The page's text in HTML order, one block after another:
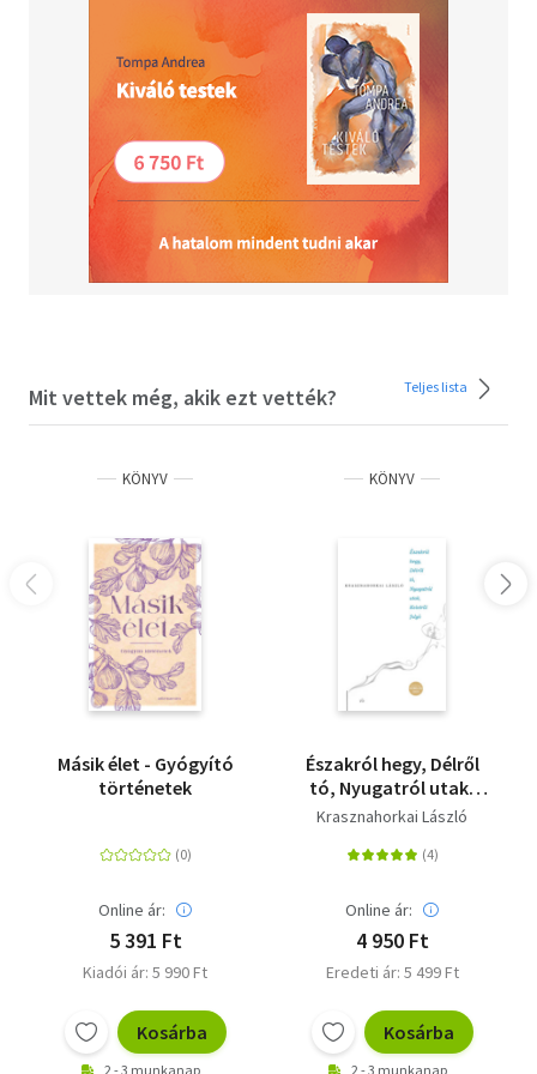
és a testi-lelki jóllét témájára hívja fel a
figyelmet a Bookline új kampánya is,
amelynek központi gondolata, hogy a könyvek
segítségével egy igazságosabb és
fenntarthatóbb jövőt építhetünk.
Mit vettek még, akik ezt vették? Teljes lista
KÖNYV
Másik élet - Gyógyító
történetek
Online ár:
5 391 Ft
Kiadói ár: 5 990 Ft
Kosárba
2 - 3 munkanap
KÖNYV
Északról hegy, Délről
tó, Nyugatról utak,
Keletről folyó
Krasznahorkai László
Online ár:
4 950 Ft
Eredeti ár: 5 499 Ft
Kosárba
2 - 3 munkanap